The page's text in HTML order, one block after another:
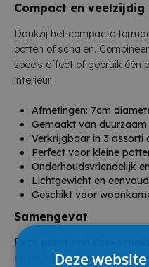
Compact en veelzijdig
Dankzij het compacte
potten of schalen.
speels effect of gebruik één
interieur.
Afmetingen: 7cm
Gemaakt van
Verkrijgbaar in 3 assorti
Perfect voor kleine
Onderhoudsvriendelijk
Lichtgewicht en
Geschikt voor
Samengevat
Deze
en onderhoudsgemak. Een
Deze